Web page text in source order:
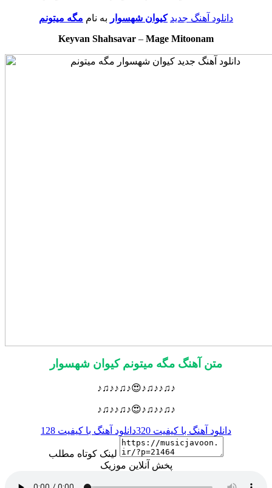
دانلود آهنگ جدید کیوان شهسوار به نام مگه میتونم
Keyvan Shahsavar – Mage Mitoonam
متن آهنگ مگه میتونم کیوان شهسوار
♪♫♪♪♫♪😍♪♫♪♪♫♪
♪♫♪♪♫♪😍♪♫♪♪♫♪
دانلود آهنگ با کیفیت 320 دانلود آهنگ با کیفیت 128
لینک کوتاه مطلب
پخش آنلاین موزیک